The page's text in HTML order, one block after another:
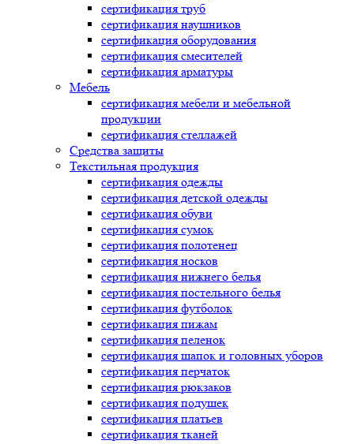
сертификация труб
сертификация наушников
сертификация оборудования
сертификация смесителей
сертификация арматуры
Мебель
сертификация мебели и мебельной
продукции
сертификация стеллажей
Средства защиты
Текстильная продукция
сертификация одежды
сертификация детской одежды
сертификация обуви
сертификация сумок
сертификация полотенец
сертификация носков
сертификация нижнего белья
сертификация постельного белья
сертификация футболок
сертификация пижам
сертификация пеленок
сертификация шапок и головных уборов
сертификация перчаток
сертификация рюкзаков
сертификация подушек
сертификация платьев
сертификация тканей